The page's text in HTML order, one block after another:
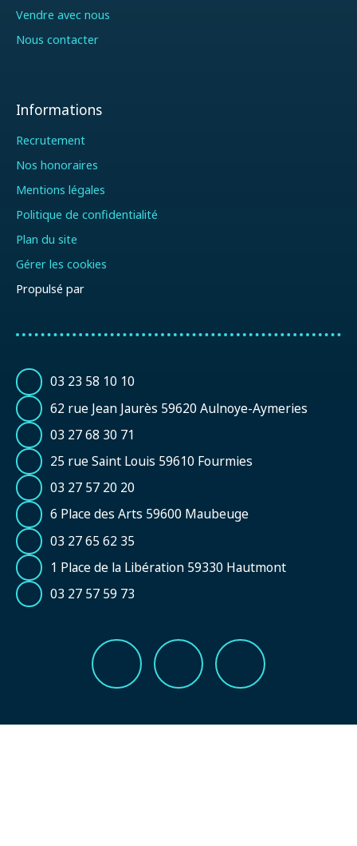
Vendre avec nous
Nous contacter
Informations
Recrutement
Nos honoraires
Mentions légales
Politique de confidentialité
Plan du site
Gérer les cookies
Propulsé par
03 23 58 10 10
62 rue Jean Jaurès 59620 Aulnoye-Aymeries
03 27 68 30 71
25 rue Saint Louis 59610 Fourmies
03 27 57 20 20
6 Place des Arts 59600 Maubeuge
03 27 65 62 35
1 Place de la Libération 59330 Hautmont
03 27 57 59 73